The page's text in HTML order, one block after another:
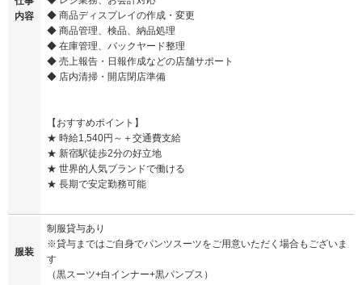
内容
◆ 商品ディスプレイの作成・変更
◆ 商品管理、検品、納品処理
◆ 在庫管理、バックヤード整理
◆ 売上報告・日報作成などの店舗サポート
◆ 店内清掃・開店閉店準備
【おすすめポイント】
★ 時給1,540円～＋交通費支給
★ 新宿駅徒歩2分の好立地
★ 世界的人気ブランドで働ける
★ 長期で安定勤務可能
服装
制服貸与あり
※貸与まではご自身でパンツスーツをご用意いただく場合もございま
す
（黒スーツ+白インナー+黒パンプス）